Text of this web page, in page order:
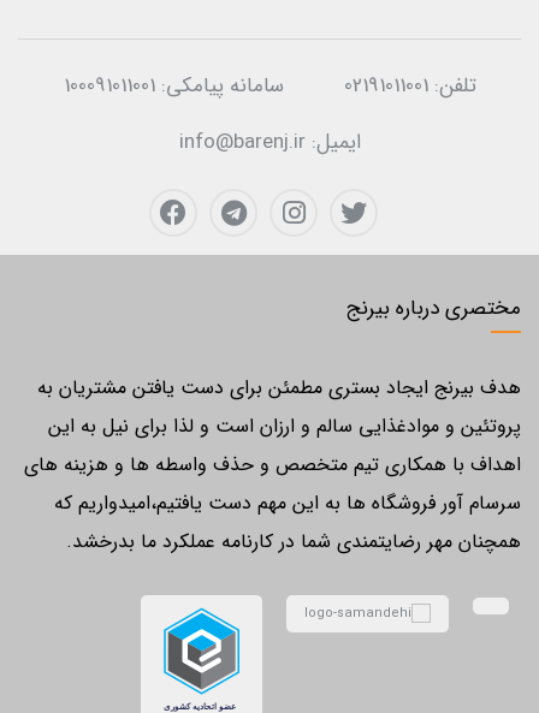
تلفن:02191011001 سامانه پیامکی:100091011001
ایمیل:info@barenj.ir
مختصری درباره بیرنج
هدف بیرنج ایجاد بستری مطمئن برای دست یافتن مشتریان به
پروتئین و موادغذایی سالم و ارزان است و لذا برای نیل به این
اهداف با همکاری تیم متخصص و حذف واسطه ها و هزینه های
سرسام آور فروشگاه ها به این مهم دست یافتیم،امیدواریم که
همچنان مهر رضایتمندی شما در کارنامه عملکرد ما بدرخشد.